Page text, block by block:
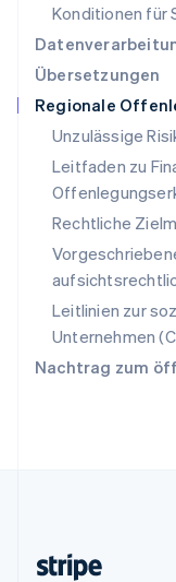
Konditionen für
Übersetzungen
Regionale
Unzulässige
Leitfaden zu
Rechtliche
Leitlinien zur
Unternehmen
Nachtrag zum
Singapur
Slowakei
English
Slowenien
English Italiano
China
English简体中文
Spanien
Thailand
ไทยEnglish
Tschechische
English
English